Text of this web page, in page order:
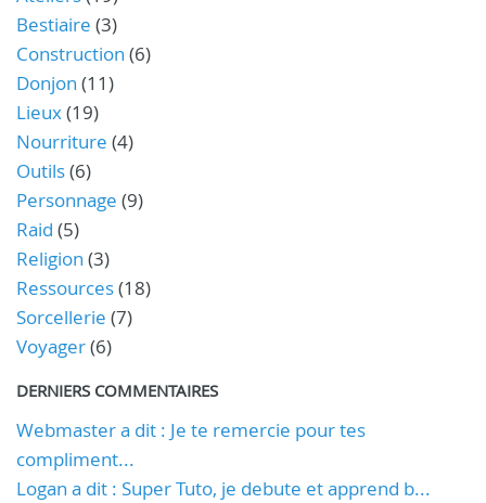
Bestiaire (3)
Construction (6)
Donjon (11)
Lieux(19)
Nourriture (4)
Outils(6)
Personnage (9)
Raid (5)
Religion (3)
Ressources(18)
Sorcellerie (7)
Voyager(6)
DERNIERS COMMENTAIRES
Webmaster a dit : Je te remercie pour tes
compliment...
Logan a dit : Super Tuto, je debute et apprend b...